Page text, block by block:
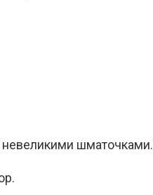
невеликими шматочками.